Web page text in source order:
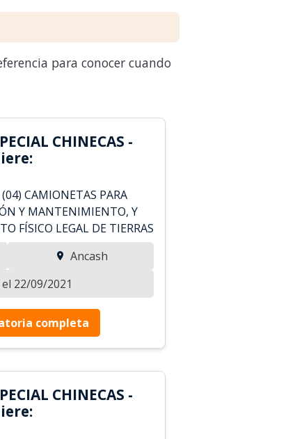
para conocer cuando
CHINECAS -
CAMIONETAS PARA
Y MANTENIMIENTO, Y
FÍSICO LEGAL DE TIERRAS
Ancash
22/09/2021
completa
CHINECAS -